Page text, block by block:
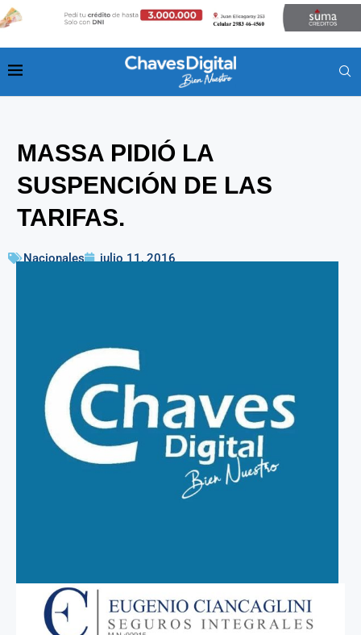
MASSA PIDIÓ LA
SUSPENCIÓN DE LAS
TARIFAS.
Nacionales julio 11, 2016